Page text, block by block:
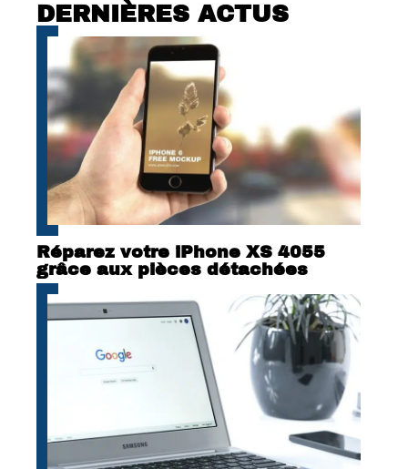
DERNIÈRES ACTUS
Réparez votre iPhone XS 4055
grâce aux pièces détachées